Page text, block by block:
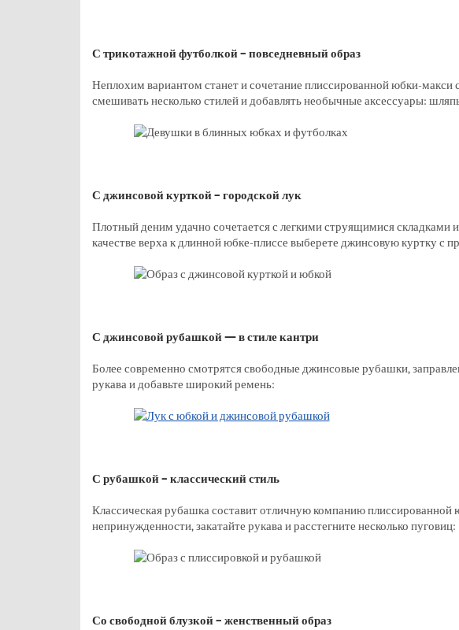
С трикотажной футболкой – повседневный образ
Неплохим вариантом станет и сочетание плиссированной юбки-
смешивать несколько стилей и добавлять необычные аксессуары:
С джинсовой курткой – городской лук
Плотный деним удачно сочетается с легкими струящимися складками
качестве верха к длинной юбке-плиссе выберете джинсовую куртку с
С джинсовой рубашкой — в стиле кантри
Более современно смотрятся свободные джинсовые рубашки,
рукава и добавьте широкий ремень:
С рубашкой – классический стиль
Классическая рубашка составит отличную компанию плиссированной
непринужденности, закатайте рукава и расстегните несколько пуговиц:
Со свободной блузкой – женственный образ